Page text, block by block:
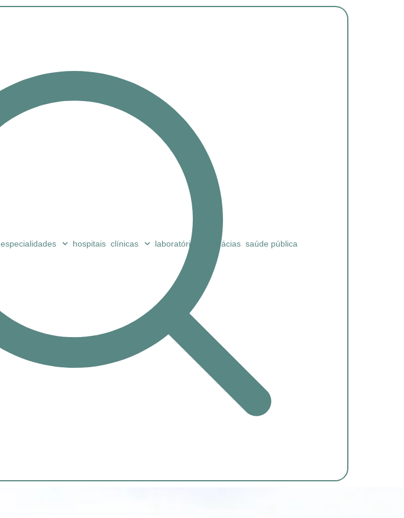
especialidades hospitais clínicas laboratórios farmácias saúde pública